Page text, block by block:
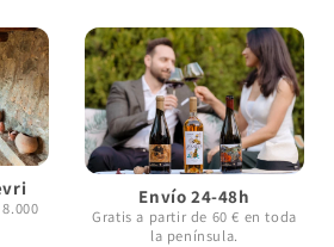
Envío 24-48h
Gratis a partir de 60 € en toda
la península.